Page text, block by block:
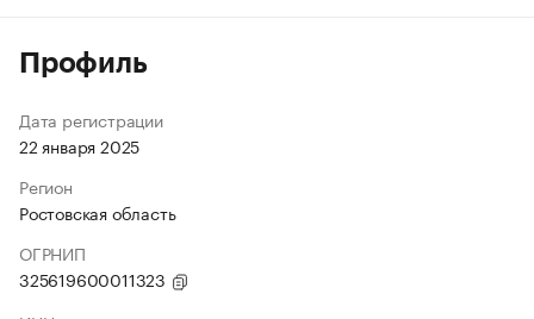
Профиль
Дата регистрации
22 января 2025
Регион
Ростовская область
ОГРНИП
325619600011323